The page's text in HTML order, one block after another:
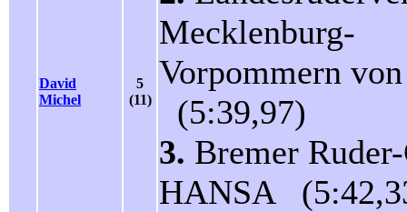
David
Michel
5
(11)
Mecklenburg-
Vorpommern
(5:39,97)
3. Bremer
HANSA